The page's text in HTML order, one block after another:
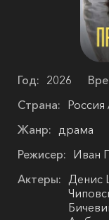
Год: 2026
Страна: Россия
Жанр: драма
Режисер: Иван
Актеры: Денис